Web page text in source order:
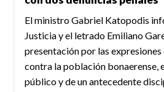
El ministro Gabriel Katopodis
Justicia y el letrado Emiliano
presentación por las
contra la población bonaerense,
público y de un antecedente